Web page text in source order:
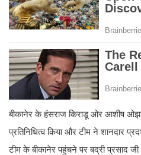
बीकानेर के हंसराज किराडू ओर आशीष
प्रतिनिधित्व किया और टीम ने शानदार
टीम के बीकानेर पहुंचने पर बद्री प्रसाद